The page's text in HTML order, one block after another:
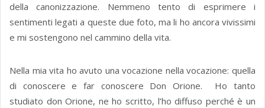
della canonizzazione. Nemmeno tento di esprimere i
sentimenti legati a queste due foto, ma li ho ancora vivissimi
e mi sostengono nel cammino della vita.
Nella mia vita ho avuto una vocazione nella vocazione: quella
di conoscere e far conoscere Don Orione. Ho tanto
studiato don Orione, ne ho scritto, l’ho diffuso perché è un